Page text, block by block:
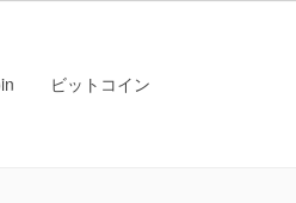
ビットコイン